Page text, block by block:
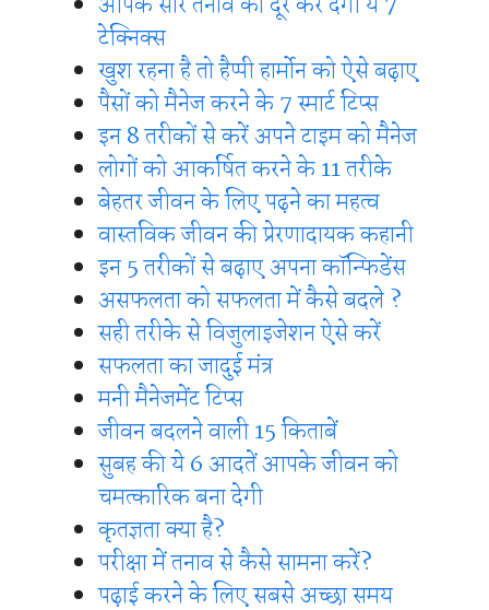
टेक्निक्स
खुश रहना है तो हैप्पी हार्मोन को ऐसे बढ़ाए
पैसों को मैनेज करने के 7 स्मार्ट टिप्स
इन 8 तरीकों से करें अपने टाइम को मैनेज
लोगों को आकर्षित करने के 11 तरीके
बेहतर जीवन के लिए पढ़ने का महत्व
वास्तविक जीवन की प्रेरणादायक कहानी
इन 5 तरीकों से बढ़ाए अपना कॉन्फिडेंस
असफलता को सफलता में कैसे बदले ?
सही तरीके से विजुलाइजेशन ऐसे करें
सफलता का जादुई मंत्र
मनी मैनेजमेंट टिप्स
जीवन बदलने वाली 15 किताबें
सुबह की ये 6 आदतें आपके जीवन को
चमत्कारिक बना देगी
कृतज्ञता क्या है?
परीक्षा में तनाव से कैसे सामना करें?
पढ़ाई करने के लिए सबसे अच्छा समय